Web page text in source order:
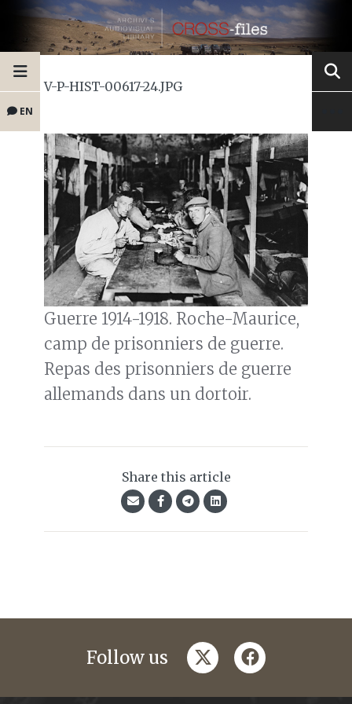
EN
V-P-HIST-00617-24.JPG
Guerre 1914-1918. Roche-Maurice,
camp de prisonniers de guerre.
Repas des prisonniers de guerre
allemands dans un dortoir.
Share this article
Follow us twitterfacebook